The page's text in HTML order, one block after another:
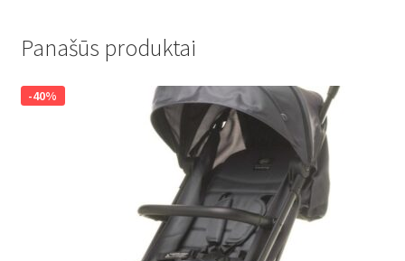
Panašūs produktai
-40%